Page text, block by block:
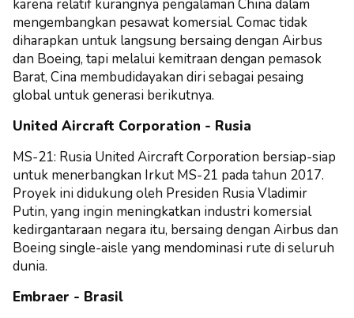
karena relatif kurangnya pengalaman China dalam
mengembangkan pesawat komersial. Comac tidak
diharapkan untuk langsung bersaing dengan Airbus
dan Boeing, tapi melalui kemitraan dengan pemasok
Barat, Cina membudidayakan diri sebagai pesaing
global untuk generasi berikutnya.
United Aircraft Corporation - Rusia
MS-21: Rusia United Aircraft Corporation bersiap-siap
untuk menerbangkan Irkut MS-21 pada tahun 2017.
Proyek ini didukung oleh Presiden Rusia Vladimir
Putin, yang ingin meningkatkan industri komersial
kedirgantaraan negara itu, bersaing dengan Airbus dan
Boeing single-aisle yang mendominasi rute di seluruh
dunia.
Embraer - Brasil